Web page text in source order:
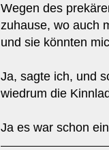
Wegen des
zuhause, wo auch
und sie könnten
Ja, sagte ich, und
wiedrum die
Ja es war schon